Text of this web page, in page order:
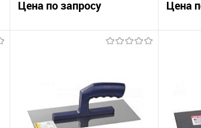
Цена по запросу
Купить в 1 клик
Сравнение
В избранное
08]
Цена
В